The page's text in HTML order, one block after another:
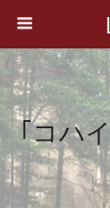
｢コハ